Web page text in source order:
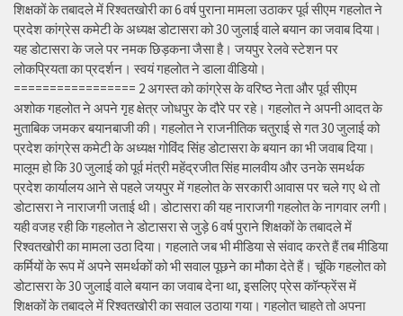
शिक्षकों के तबादले में रिश्वतखोरी का 6 वर्ष पुराना मामला उठाकर पूर्व सीएम गहलोत ने
प्रदेश कांग्रेस कमेटी के अध्यक्ष डोटासरा को 30 जुलाई वाले बयान का जवाब दिया।
यह डोटासरा के जले पर नमक छिड़कना जैसा है। जयपुर रेलवे स्टेशन पर
लोकप्रियता का प्रदर्शन। स्वयं गहलोत ने डाला वीडियो।
================= 2 अगस्त को कांग्रेस के वरिष्ठ नेता और पूर्व सीएम
अशोक गहलोत ने अपने गृह क्षेत्र जोधपुर के दौरे पर रहे। गहलोत ने अपनी आदत के
मुताबिक जमकर बयानबाजी की। गहलोत ने राजनीतिक चतुराई से गत 30 जुलाई को
प्रदेश कांग्रेस कमेटी के अध्यक्ष गोविंद सिंह डोटासरा के बयान का भी जवाब दिया।
मालूम हो कि 30 जुलाई को पूर्व मंत्री महेंद्रजीत सिंह मालवीय और उनके समर्थक
प्रदेश कार्यालय आने से पहले जयपुर में गहलोत के सरकारी आवास पर चले गए थे तो
डोटासरा ने नाराजगी जताई थी। डोटासरा की यह नाराजगी गहलोत के नागवार लगी।
यही वजह रही कि गहलोत ने डोटासरा से जुड़े 6 वर्ष पुराने शिक्षकों के तबादले में
रिश्वतखोरी का मामला उठा दिया। गहलाते जब भी मीडिया से संवाद करते हैं तब मीडिया
कर्मियों के रूप में अपने समर्थकों को भी सवाल पूछने का मौका देते हैं। चूंकि गहलोत को
डोटासरा के 30 जुलाई वाले बयान का जवाब देना था, इसलिए प्रेस कॉन्फ्रेंस में
शिक्षकों के तबादले में रिश्वतखोरी का सवाल उठाया गया। गहलोत चाहते तो अपना